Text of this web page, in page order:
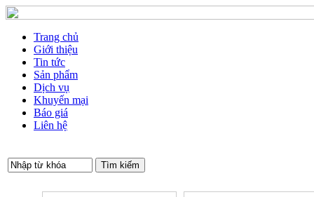
Trang chủ
Giới thiệu
Tin tức
Sản phẩm
Dịch vụ
Khuyến mại
Báo giá
Liên hệ